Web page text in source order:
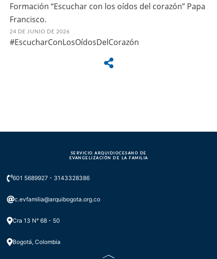
Formación “Escuchar con los oídos del corazón” Papa
Francisco.
24 DE JUNIO DE 2026
#EscucharConLosOídosDelCorazón
SERVICIO ARQUIDIOCESANO DE
EVANGELIZACIÓN DE LA FAMILIA
601 5689927 - 3143328386
c.evfamilia@arquibogota.org.co
Cra 13 N° 68 - 50
Bogotá, Colombia